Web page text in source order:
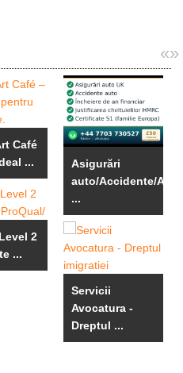
«»
Café
...
2
...
Asigurări
auto/Accidente/An
...
Servicii
Avocatura -
Dreptul ...